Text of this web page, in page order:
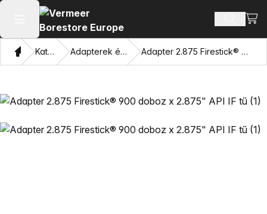
Főmenü megnyitása
OtthonKatalógus Adapterek és húzó szemek Adapter 2.875 Firestick® 900 doboz x 2.875" API IF tű